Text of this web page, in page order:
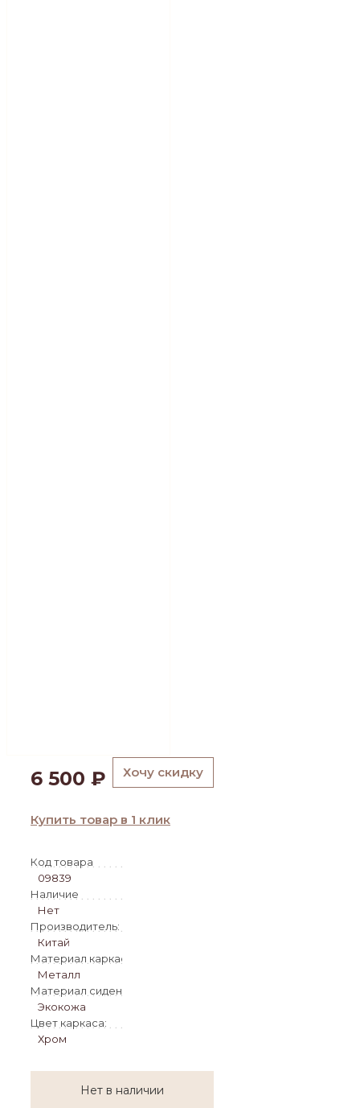
6 500 ₽ Хочу скидку
Купить товар в 1 клик
Код товара
09839
Наличие
Нет
Производитель:
Китай
Материал каркаса:
Металл
Материал сиденья:
Экокожа
Цвет каркаса:
Хром
Нет в наличии